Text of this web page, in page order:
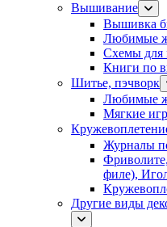
Вышивание
Вышивка
Любимые
Схемы для
Книги по
Шитье, пэчворк
Любимые
Мягкие
Журналы
филе),
Другие виды